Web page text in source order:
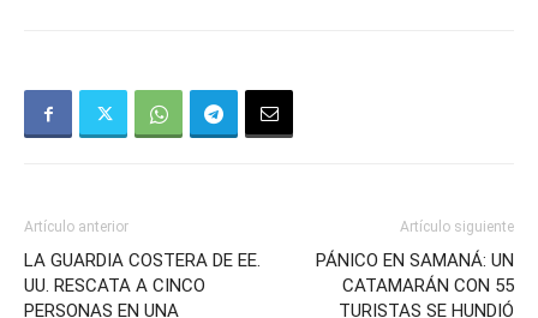
Artículo anterior
LA GUARDIA COSTERA DE EE.
UU. RESCATA A CINCO
PERSONAS EN UNA
Artículo siguiente
PÁNICO EN SAMANÁ: UN
CATAMARÁN CON 55
TURISTAS SE HUNDIÓ